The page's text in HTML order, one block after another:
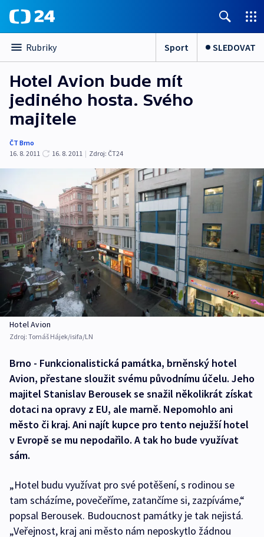
Rubriky Sport SLEDOVAT
Hotel Avion bude mít
jediného hosta. Svého
majitele
ČT Brno
16. 8. 2011
16. 8. 2011 | Zdroj: ČT24
Hotel Avion
Zdroj: Tomáš Hájek/isifa/LN
Brno - Funkcionalistická památka, brněnský hotel
Avion, přestane sloužit svému původnímu účelu. Jeho
majitel Stanislav Berousek se snažil několikrát získat
dotaci na opravy z EU, ale marně. Nepomohlo ani
město či kraj. Ani najít kupce pro tento nejužší hotel
v Evropě se mu nepodařilo. A tak ho bude využívat
sám.
„Hotel budu využívat pro své potěšení, s rodinou se
tam scházíme, povečeříme, zatančíme si, zazpíváme,“
popsal Berousek. Budoucnost památky je tak nejistá.
„Veřejnost, kraj ani město nám neposkytlo žádnou